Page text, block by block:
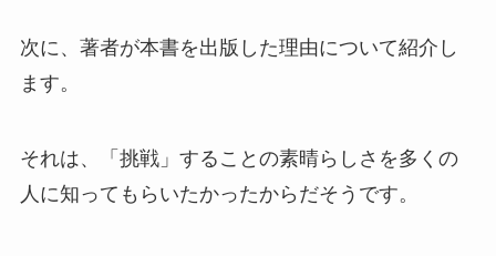
次に、著者が本書を出版した理由について紹介し
ます。
それは、「挑戦」することの素晴らしさを多くの
人に知ってもらいたかったからだそうです。